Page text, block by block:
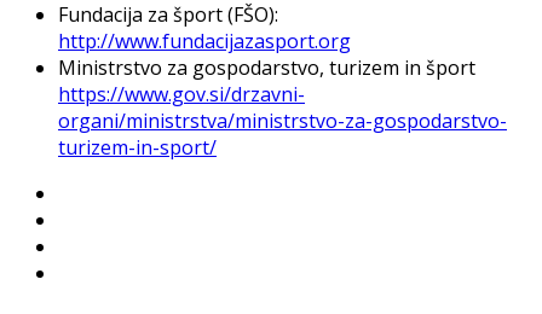
Fundacija za šport (FŠO):
http://www.fundacijazasport.org
Ministrstvo za gospodarstvo, turizem in šport
https://www.gov.si/drzavni-
organi/ministrstva/ministrstvo-za-gospodarstvo-
turizem-in-sport/